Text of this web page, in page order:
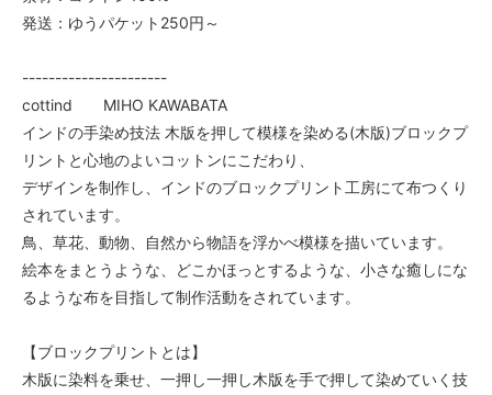
発送：ゆうパケット250円～
----------------------
cottind MIHO KAWABATA
インドの手染め技法 木版を押して模様を染める(木版)ブロックプ
リントと心地のよいコットンにこだわり、
デザインを制作し、インドのブロックプリント工房にて布つくり
されています。
鳥、草花、動物、自然から物語を浮かべ模様を描いています。
絵本をまとうような、どこかほっとするような、小さな癒しにな
るような布を目指して制作活動をされています。
【ブロックプリントとは】
木版に染料を乗せ、一押し一押し木版を手で押して染めていく技